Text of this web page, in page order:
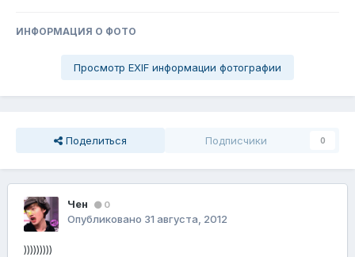
ИНФОРМАЦИЯ О ФОТО
Просмотр EXIF информации фотографии
Поделиться Подписчики 0
Чен 0
Опубликовано 31 августа, 2012
)))))))))